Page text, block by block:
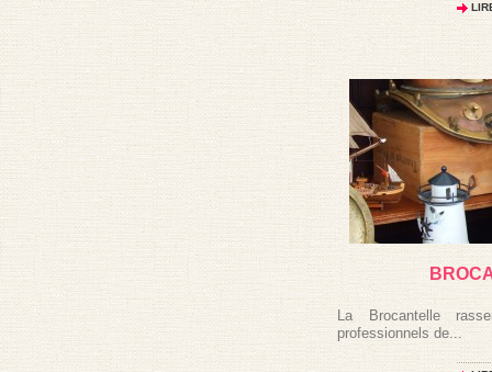
La Brocantelle
professionnels de...